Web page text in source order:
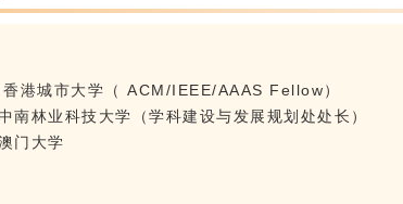
港城市大学（ ACM/IEEE/AAAS Fellow）
南林业科技大学（学科建设与发展规划处处长）
门大学